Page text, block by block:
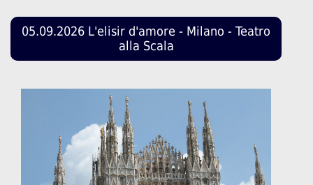
05.09.2026 L'elisir d'amore - Milano - Teatro
alla Scala